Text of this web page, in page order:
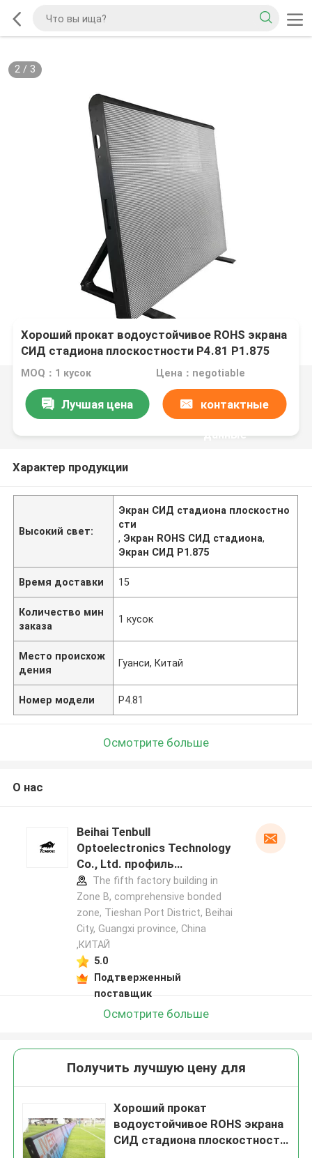
2/ 3
Хороший прокат водоустойчивое ROHS экрана
СИД стадиона плоскостности P4.81 P1.875
MOQ：1 кусок Цена：negotiable
Лучшая цена контактные
данные
Характер продукции
Высокий свет:
Экран СИД стадиона плоскостно
сти
, Экран ROHS СИД стадиона,
Экран СИД P1.875
Время доставки 15
Количество мин
заказа
1 кусок
Место происхож
дения
Гуанси, Китай
Номер модели P4.81
Осмотрите больше
О нас
Beihai Tenbull
Optoelectronics Technology
Co., Ltd. профиль
производителя
The fifth factory building in
Zone B, comprehensive bonded
zone, Tieshan Port District, Beihai
City, Guangxi province, China
,КИТАЙ
5.0
Подтверженный
поставщик
Осмотрите больше
Получить лучшую цену для
Хороший прокат
водоустойчивое ROHS экрана
СИД стадиона плоскостности